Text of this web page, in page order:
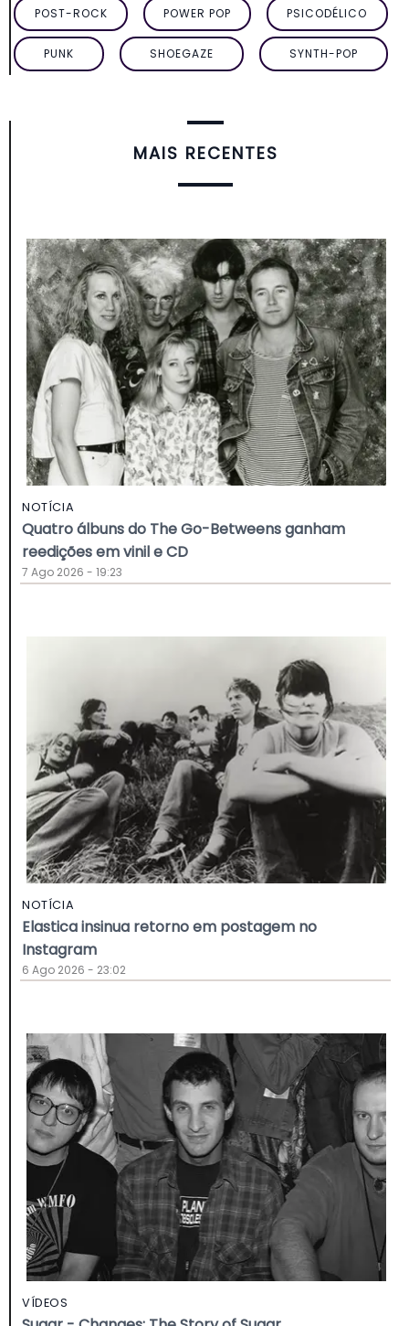
POST-ROCK POWER POP PSICODÉLICO
PUNK SHOEGAZE SYNTH-POP
MAIS RECENTES
NOTÍCIA
Quatro álbuns do The Go-Betweens ganham
reedições em vinil e CD
7 Ago 2026 - 19:23
NOTÍCIA
Elastica insinua retorno em postagem no
Instagram
6 Ago 2026 - 23:02
VÍDEOS